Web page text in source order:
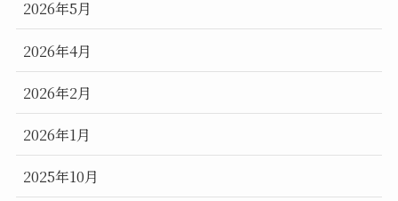
2026年5月
2026年4月
2026年2月
2026年1月
2025年10月